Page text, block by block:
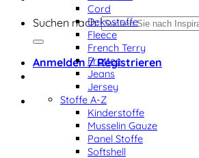
Suchen nach:
Anmelden / Registrieren
Cord
Dekostoffe
Fleece
French Terry
Frottee
Jeans
Jersey
Stoffe A-Z
Kinderstoffe
Musselin Gauze
Panel Stoffe
Softshell